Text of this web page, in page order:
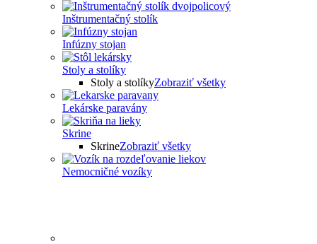
Inštrumentačný stolík
Infúzny stojan
Stoly a stolíky
Stoly a stolíkyZobraziť všetky
Lekárske paravány
Skrine
SkrineZobraziť všetky
Nemocničné vozíky